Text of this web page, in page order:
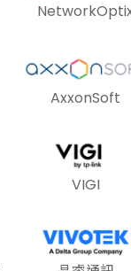
AxxonSoft
VIGI